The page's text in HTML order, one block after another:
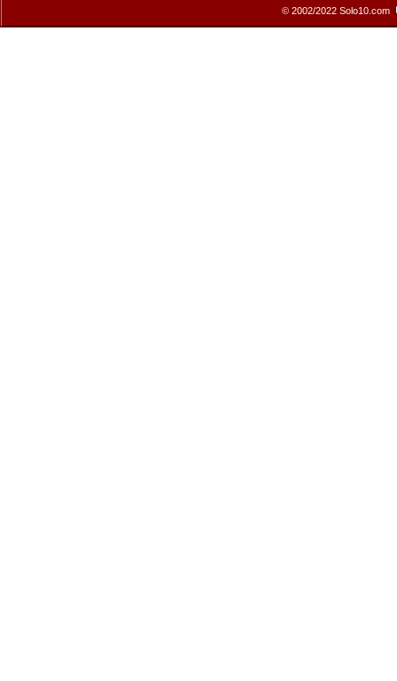
© 2002/2022 Solo10.com